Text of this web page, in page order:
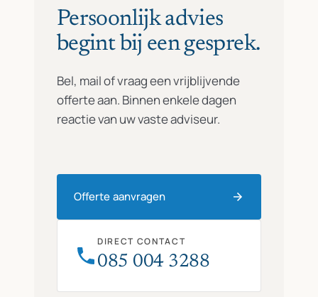
Persoonlijk advies
begint bij een gesprek.
Bel, mail of vraag een vrijblijvende
offerte aan. Binnen enkele dagen
reactie van uw vaste adviseur.
Offerte aanvragen
DIRECT CONTACT
085 004 3288